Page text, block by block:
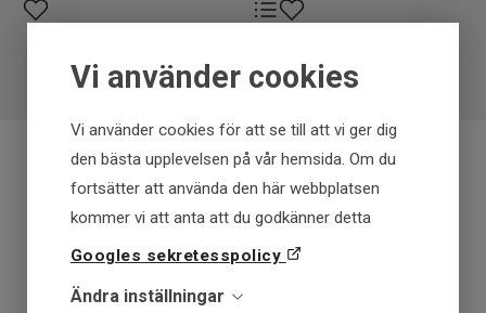
Vi använder cookies
Vi använder cookies för att se till att vi ger dig
den bästa upplevelsen på vår hemsida. Om du
fortsätter att använda den här webbplatsen
kommer vi att anta att du godkänner detta
Googles sekretesspolicy
Ändra inställningar
Fraktfritt över 699 kr
Få först - Betala senare